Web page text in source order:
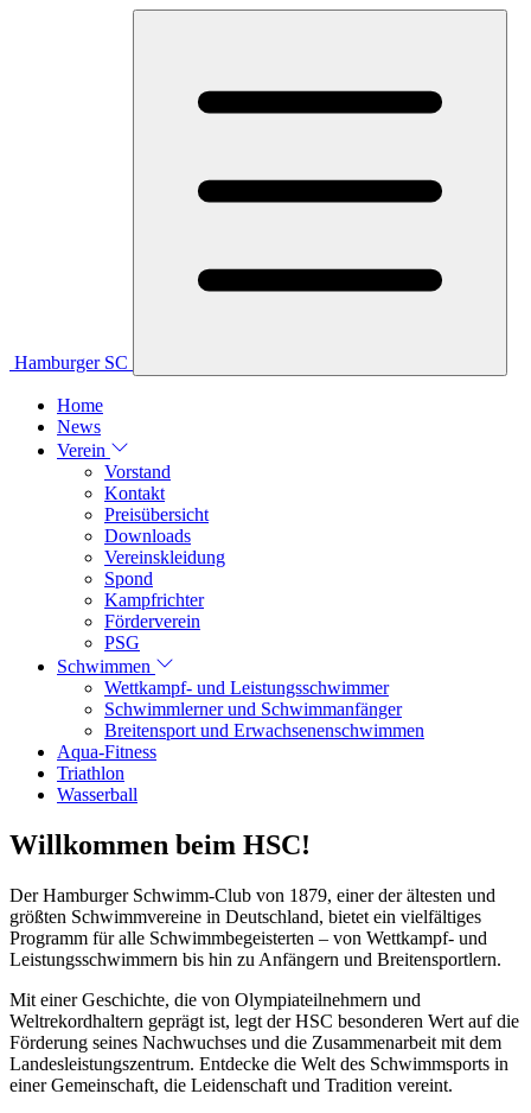
Hamburger SC
Home
News
Verein
Vorstand
Kontakt
Preisübersicht
Downloads
Vereinskleidung
Spond
Kampfrichter
Förderverein
PSG
Schwimmen
Wettkampf- und Leistungsschwimmer
Schwimmlerner und Schwimmanfänger
Breitensport und Erwachsenenschwimmen
Aqua-Fitness
Triathlon
Wasserball
Willkommen beim HSC!
Der Hamburger Schwimm-Club von 1879, einer der ältesten und
größten Schwimmvereine in Deutschland, bietet ein vielfältiges
Programm für alle Schwimmbegeisterten – von Wettkampf- und
Leistungsschwimmern bis hin zu Anfängern und Breitensportlern.
Mit einer Geschichte, die von Olympiateilnehmern und
Weltrekordhaltern geprägt ist, legt der HSC besonderen Wert auf die
Förderung seines Nachwuchses und die Zusammenarbeit mit dem
Landesleistungszentrum. Entdecke die Welt des Schwimmsports in
einer Gemeinschaft, die Leidenschaft und Tradition vereint.